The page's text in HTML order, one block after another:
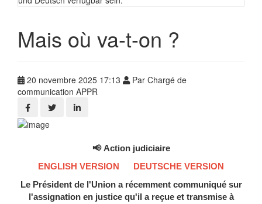
Mais où va-t-on ?
20 novembre 2025 17:13
Par Chargé de
communication APPR
📢Action judiciaire
ENGLISH VERSION
DEUTSCHE VERSION
Le Président de l'Union a récemment communiqué sur
l'assignation en justice qu'il a reçue et transmise à